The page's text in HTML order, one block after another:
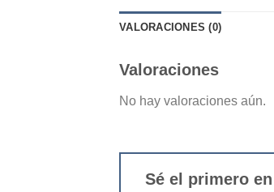
VALORACIONES (0)
Valoraciones
No hay valoraciones aún.
Sé el primero